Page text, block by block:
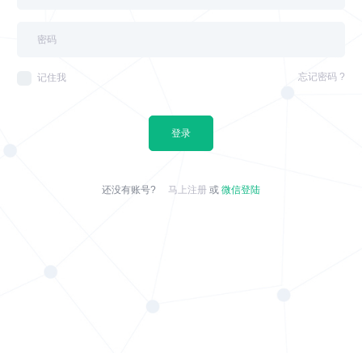
记住我 忘记密码 ?
登录
还没有账号? 马上注册 或 微信登陆